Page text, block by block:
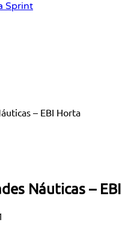
Sprint
– EBI Horta
Náuticas –